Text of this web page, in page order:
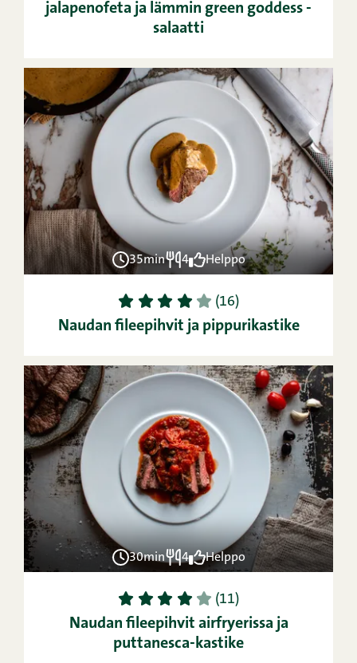
jalapenofeta ja lämmin green goddess -
salaatti
35min 4 Helppo
1 2 3 4 5 (16)
Naudan fileepihvit ja pippurikastike
30min 4 Helppo
1 2 3 4 5 (11)
Naudan fileepihvit airfryerissa ja
puttanesca-kastike